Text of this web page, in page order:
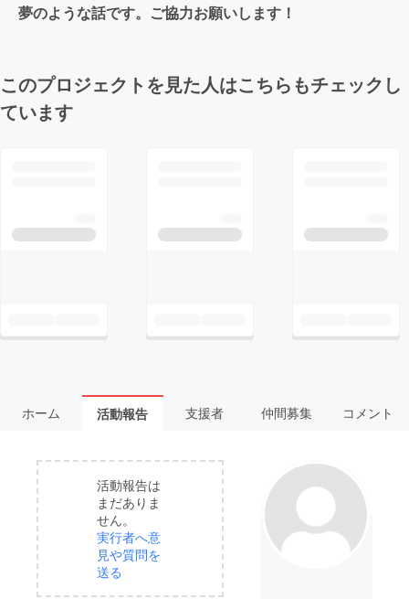
夢のような話です。ご協力お願いします！
このプロジェクトを見た人はこちらもチェックし
ています
ホーム 活動報告 支援者 仲間募集 コメント
活動報告は
まだありま
せん。
実行者へ意
見や質問を
送る